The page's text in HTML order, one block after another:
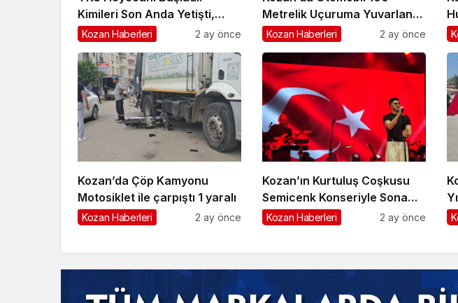
Kimileri Son Anda Yetişti,
Kimileri Kapıda Kaldı
Kozan Haberleri 2 ay önce
Metrelik Uçuruma Yuvarlandı:
Sürücü Yaralandı
Kozan Haberleri 2 ay önce
Kozan’da Çöp Kamyonu
Motosiklet ile çarpıştı 1 yaralı
Kozan Haberleri 2 ay önce
Kozan’ın Kurtuluş Coşkusu
Semicenk Konseriyle Sona
Erdi
Kozan Haberleri 2 ay önce